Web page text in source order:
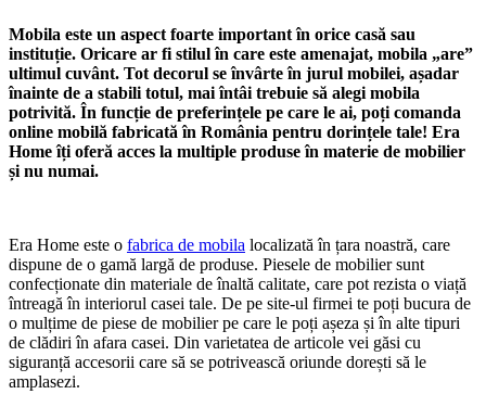
Mobila este un aspect foarte important în orice casă sau
instituție. Oricare ar fi stilul în care este amenajat, mobila „are”
ultimul cuvânt. Tot decorul se învârte în jurul mobilei, așadar
înainte de a stabili totul, mai întâi trebuie să alegi mobila
potrivită. În funcție de preferințele pe care le ai, poți comanda
online mobilă fabricată în România pentru dorințele tale! Era
Home îți oferă acces la multiple produse în materie de mobilier
și nu numai.
Era Home este o fabrica de mobila localizată în țara noastră, care
dispune de o gamă largă de produse. Piesele de mobilier sunt
confecționate din materiale de înaltă calitate, care pot rezista o viață
întreagă în interiorul casei tale. De pe site-ul firmei te poți bucura de
o mulțime de piese de mobilier pe care le poți așeza și în alte tipuri
de clădiri în afara casei. Din varietatea de articole vei găsi cu
siguranță accesorii care să se potrivească oriunde dorești să le
amplasezi.